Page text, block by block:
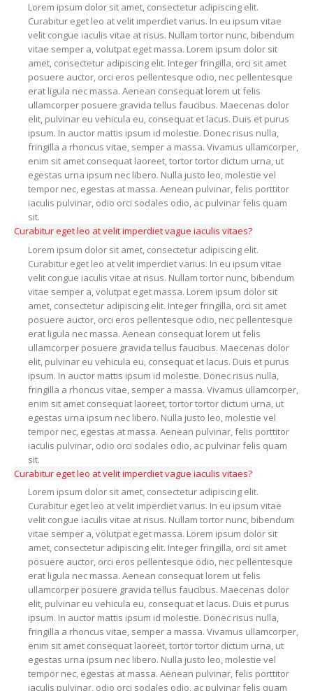
Lorem ipsum dolor sit amet, consectetur adipiscing elit.
Curabitur eget leo at velit imperdiet varius. In eu ipsum vitae
velit congue iaculis vitae at risus. Nullam tortor nunc, bibendum
vitae semper a, volutpat eget massa. Lorem ipsum dolor sit
amet, consectetur adipiscing elit. Integer fringilla, orci sit amet
posuere auctor, orci eros pellentesque odio, nec pellentesque
erat ligula nec massa. Aenean consequat lorem ut felis
ullamcorper posuere gravida tellus faucibus. Maecenas dolor
elit, pulvinar eu vehicula eu, consequat et lacus. Duis et purus
ipsum. In auctor mattis ipsum id molestie. Donec risus nulla,
fringilla a rhoncus vitae, semper a massa. Vivamus ullamcorper,
enim sit amet consequat laoreet, tortor tortor dictum urna, ut
egestas urna ipsum nec libero. Nulla justo leo, molestie vel
tempor nec, egestas at massa. Aenean pulvinar, felis porttitor
iaculis pulvinar, odio orci sodales odio, ac pulvinar felis quam
sit.
Curabitur eget leo at velit imperdiet vague iaculis vitaes?
Lorem ipsum dolor sit amet, consectetur adipiscing elit.
Curabitur eget leo at velit imperdiet varius. In eu ipsum vitae
velit congue iaculis vitae at risus. Nullam tortor nunc, bibendum
vitae semper a, volutpat eget massa. Lorem ipsum dolor sit
amet, consectetur adipiscing elit. Integer fringilla, orci sit amet
posuere auctor, orci eros pellentesque odio, nec pellentesque
erat ligula nec massa. Aenean consequat lorem ut felis
ullamcorper posuere gravida tellus faucibus. Maecenas dolor
elit, pulvinar eu vehicula eu, consequat et lacus. Duis et purus
ipsum. In auctor mattis ipsum id molestie. Donec risus nulla,
fringilla a rhoncus vitae, semper a massa. Vivamus ullamcorper,
enim sit amet consequat laoreet, tortor tortor dictum urna, ut
egestas urna ipsum nec libero. Nulla justo leo, molestie vel
tempor nec, egestas at massa. Aenean pulvinar, felis porttitor
iaculis pulvinar, odio orci sodales odio, ac pulvinar felis quam
sit.
Curabitur eget leo at velit imperdiet vague iaculis vitaes?
Lorem ipsum dolor sit amet, consectetur adipiscing elit.
Curabitur eget leo at velit imperdiet varius. In eu ipsum vitae
velit congue iaculis vitae at risus. Nullam tortor nunc, bibendum
vitae semper a, volutpat eget massa. Lorem ipsum dolor sit
amet, consectetur adipiscing elit. Integer fringilla, orci sit amet
posuere auctor, orci eros pellentesque odio, nec pellentesque
erat ligula nec massa. Aenean consequat lorem ut felis
ullamcorper posuere gravida tellus faucibus. Maecenas dolor
elit, pulvinar eu vehicula eu, consequat et lacus. Duis et purus
ipsum. In auctor mattis ipsum id molestie. Donec risus nulla,
fringilla a rhoncus vitae, semper a massa. Vivamus ullamcorper,
enim sit amet consequat laoreet, tortor tortor dictum urna, ut
egestas urna ipsum nec libero. Nulla justo leo, molestie vel
tempor nec, egestas at massa. Aenean pulvinar, felis porttitor
iaculis pulvinar, odio orci sodales odio, ac pulvinar felis quam